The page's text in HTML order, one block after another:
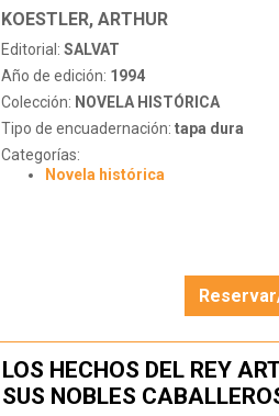
KOESTLER, ARTHUR
Editorial: SALVAT
Año de edición: 1994
Colección: NOVELA HISTÓRICA
Tipo de encuadernación: tapa dura
Categorías:
Novela histórica
LOS HECHOS DEL REY
SUS NOBLES